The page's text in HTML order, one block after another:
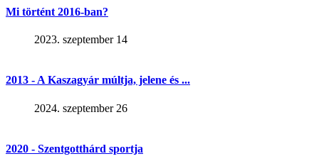
Mi történt 2016-ban?
2023. szeptember 14
2013 - A Kaszagyár múltja, jelene és ...
2024. szeptember 26
2020 - Szentgotthárd sportja